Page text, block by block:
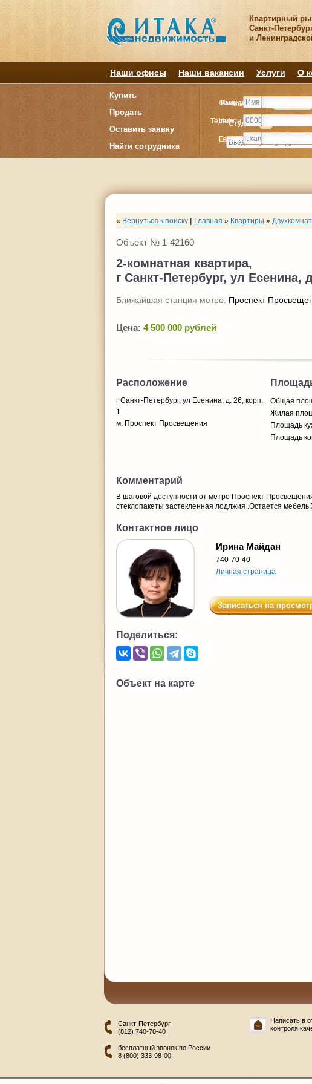
Квартирный
Санкт-
и
Наши офисы Наши вакансии Услуги О
Купить
Продать
Оставить заявку
Найти сотрудника
Комнату
Студия
Комнату
Студия
Имя
Телефон
E-mail
Фамилия
Имя
Телефон
« Вернуться к поиску Главная » Квартиры »
Объект № 1-42160
2-комнатная квартира,
г Санкт-Петербург, ул Есенина,
Ближайшая станция метро: Проспект
Цена: 4 500 000 рублей
Расположение
г Санкт-Петербург, ул Есенина, д. 26, корп.
1
м. Проспект Просвещения
Общая
Жилая
Площадь
Площадь
Комментарий
В шаговой доступности от метро Проспект
стеклопакеты застекленная лодлжия .Остается
Контактное лицо
Ирина Майдан
740-70-40
Личная страница
Записаться на
Поделиться:
Объект на карте
Санкт-Петербург
(812) 740-70-40
бесплатный звонок по России
8 (800) 333-98-00
Написать в
контроля